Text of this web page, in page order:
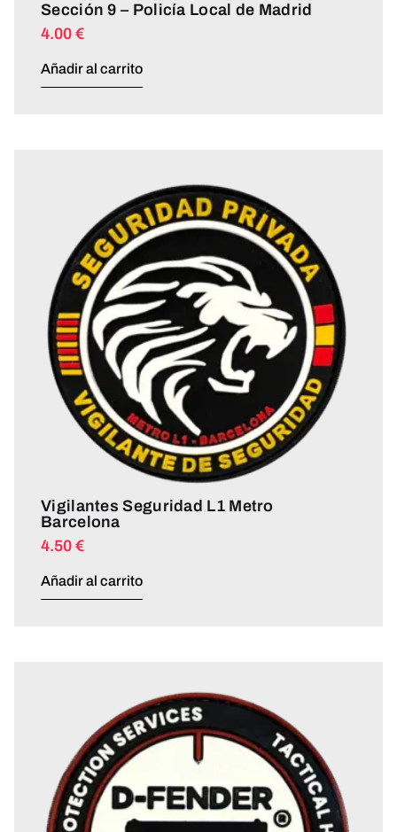
Sección 9 – Policía Local de Madrid
4.00 €
Añadir al carrito
Vigilantes Seguridad L1 Metro
Barcelona
4.50 €
Añadir al carrito